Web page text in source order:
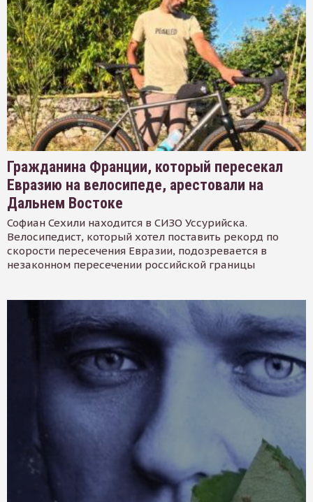
Гражданина Франции, который пересекал
Евразию на велосипеде, арестовали на
Дальнем Востоке
Софиан Сехили находится в СИЗО Уссурийска.
Велосипедист, который хотел поставить рекорд по
скорости пересечения Евразии, подозревается в
незаконном пересечении российской границы